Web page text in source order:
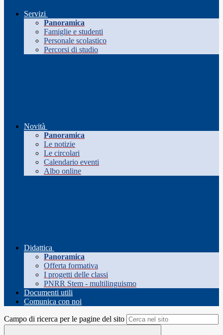
Servizi
Panoramica
Famiglie e studenti
Personale scolastico
Percorsi di studio
Novità
Panoramica
Le notizie
Le circolari
Calendario eventi
Albo online
Didattica
Panoramica
Offerta formativa
I progetti delle classi
PNRR Stem - multilinguismo
Documenti utili
Comunica con noi
Campo di ricerca per le pagine del sito